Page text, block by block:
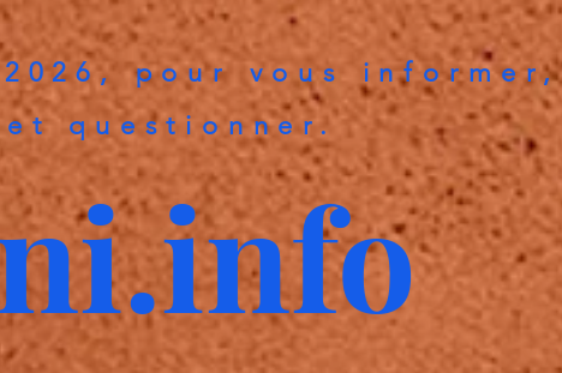
pour vous informer,
et questionner.